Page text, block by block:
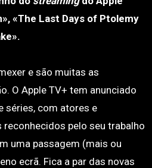
«The Last Days of Ptolemy
e são muitas as
O Apple TV+ tem anunciado
séries, com atores e
pelo seu trabalho
uma passagem (mais ou
ecrã. Fica a par das novas